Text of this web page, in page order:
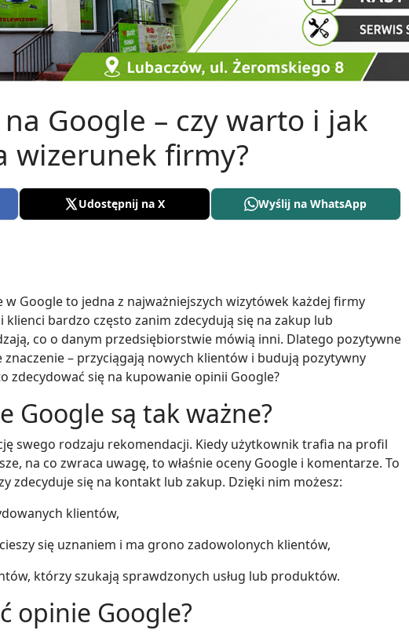
Google – czy warto i jak
wizerunek firmy?
Udostępnij na X Wyślij na WhatsApp
w Google to jedna z najważniejszych wizytówek każdej firmy
klienci bardzo często zanim zdecydują się na zakup lub
co o danym przedsiębiorstwie mówią inni. Dlatego pozytywne
– przyciągają nowych klientów i budują pozytywny
zdecydować się na kupowanie opinii Google?
Google są tak ważne?
swego rodzaju rekomendacji. Kiedy użytkownik trafia na profil
na co zwraca uwagę, to właśnie oceny Google i komentarze. To
zdecyduje się na kontakt lub zakup. Dzięki nim możesz:
klientów,
się uznaniem i ma grono zadowolonych klientów,
którzy szukają sprawdzonych usług lub produktów.
opinie Google?